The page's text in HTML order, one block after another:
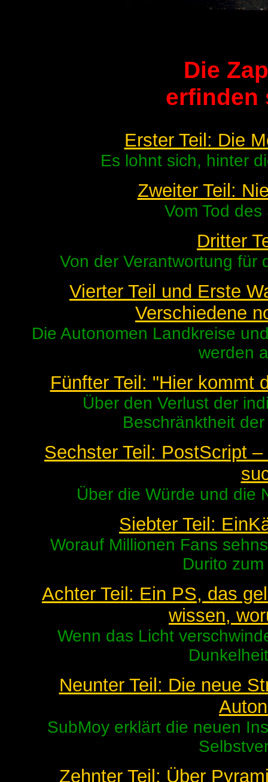
Die
erfinden
Erster Teil: Die
Es lohnt sich, hinter
Zweiter Teil:
Vom Tod
Dritter
Von der Verantwortung für
Vierter Teil und Erste
Verschiedene
Die Autonomen Landkreise
werden
Fünfter Teil: "Hier kommt
Über den Verlust der
Beschränktheit
Sechster Teil: PostScript
Über die Würde und die
Siebter Teil:
Worauf Millionen Fans
Durito
Achter Teil: Ein PS, das
wissen,
Wenn das Licht
Neunter Teil: Die neue
SubMoy erklärt die neuen
Zehnter Teil: Über